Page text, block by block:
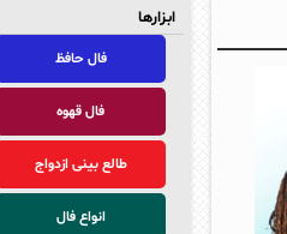
ابزارها
فال حافظ
فال قهوه
طالع بینی ازدواج
انواع فال